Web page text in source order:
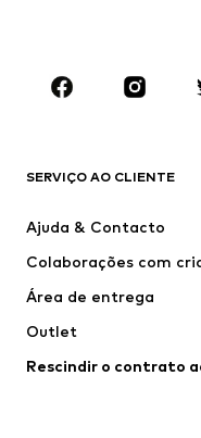
Acessórios
Novidades
T-shirts e Tops
Casacos
Roupa interior
Sobretudos
Roupa de banho
SERVIÇO AO CLIENTE
Ajuda & Contacto
Colaborações com
Área de entrega
Outlet
Rescindir o contrato